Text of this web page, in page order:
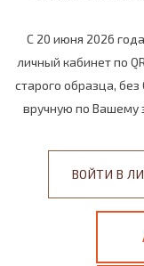
С 20 июня 2026
личный кабинет по
старого образца,
вручную по Вашему
ВОЙТИ В